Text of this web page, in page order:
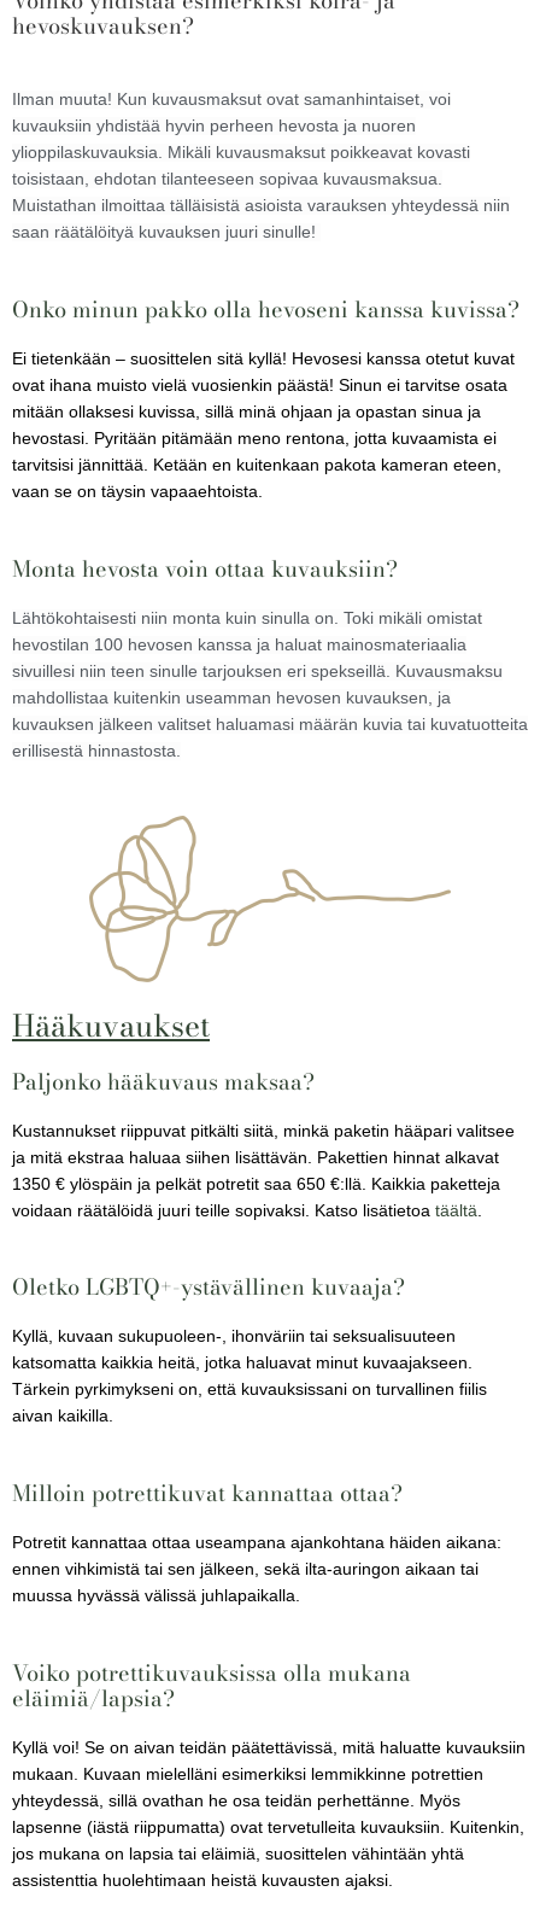
hevoskuvauksen?
Ilman muuta! Kun kuvausmaksut ovat samanhintaiset, voi
kuvauksiin yhdistää hyvin perheen hevosta ja nuoren
ylioppilaskuvauksia. Mikäli kuvausmaksut poikkeavat kovasti
toisistaan, ehdotan tilanteeseen sopivaa kuvausmaksua.
Muistathan ilmoittaa tälläisistä asioista varauksen yhteydessä niin
saan räätälöityä kuvauksen juuri sinulle!
Onko minun pakko olla hevoseni kanssa kuvissa?
Ei tietenkään – suosittelen sitä kyllä! Hevosesi kanssa otetut kuvat
ovat ihana muisto vielä vuosienkin päästä! Sinun ei tarvitse osata
mitään ollaksesi kuvissa, sillä minä ohjaan ja opastan sinua ja
hevostasi. Pyritään pitämään meno rentona, jotta kuvaamista ei
tarvitsisi jännittää. Ketään en kuitenkaan pakota kameran eteen,
vaan se on täysin vapaaehtoista.
Monta hevosta voin ottaa kuvauksiin?
Lähtökohtaisesti niin monta kuin sinulla on. Toki mikäli omistat
hevostilan 100 hevosen kanssa ja haluat mainosmateriaalia
sivuillesi niin teen sinulle tarjouksen eri spekseillä. Kuvausmaksu
mahdollistaa kuitenkin useamman hevosen kuvauksen, ja
kuvauksen jälkeen valitset haluamasi määrän kuvia tai kuvatuotteita
erillisestä hinnastosta.
Hääkuvaukset
Paljonko hääkuvaus maksaa?
Kustannukset riippuvat pitkälti siitä, minkä paketin hääpari valitsee
ja mitä ekstraa haluaa siihen lisättävän. Pakettien hinnat alkavat
1350 € ylöspäin ja pelkät potretit saa 650 €:llä. Kaikkia paketteja
voidaan räätälöidä juuri teille sopivaksi. Katso lisätietoa täältä
Oletko LGBTQ+-ystävällinen kuvaaja?
Kyllä, kuvaan sukupuoleen-, ihonväriin tai seksualisuuteen
katsomatta kaikkia heitä, jotka haluavat minut kuvaajakseen.
Tärkein pyrkimykseni on, että kuvauksissani on turvallinen fiilis
aivan kaikilla.
Milloin potrettikuvat kannattaa ottaa?
Potretit kannattaa ottaa useampana ajankohtana häiden aikana:
ennen vihkimistä tai sen jälkeen, sekä ilta-auringon aikaan tai
muussa hyvässä välissä juhlapaikalla.
Voiko potrettikuvauksissa olla mukana
eläimiä/lapsia?
Kyllä voi! Se on aivan teidän päätettävissä, mitä haluatte kuvauksiin
mukaan. Kuvaan mielelläni esimerkiksi lemmikkinne potrettien
yhteydessä, sillä ovathan he osa teidän perhettänne. Myös
lapsenne (iästä riippumatta) ovat tervetulleita kuvauksiin. Kuitenkin,
jos mukana on lapsia tai eläimiä, suosittelen vähintään yhtä
assistenttia huolehtimaan heistä kuvausten ajaksi.